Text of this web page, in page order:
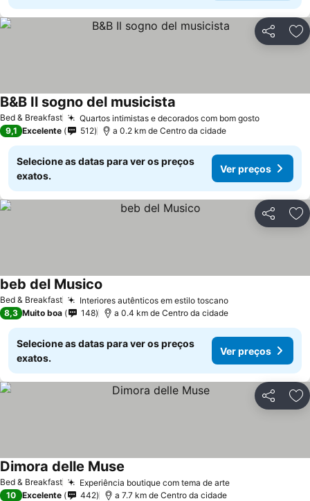
Partilhar
Bed & Breakfast Quartos intimistas e decorados com bom gostoVer
B&B Il sogno del musicista
9,1 Excelente 512 a 0.2 km de Centro da cidade
Selecione as datas para ver os preços
exatos.
Ver preços
Partilhar
Bed & Breakfast Interiores autênticos em estilo toscanoVer preços
beb del Musico
8,3 Muito boa 148 a 0.4 km de Centro da cidade
Selecione as datas para ver os preços
exatos.
Ver preços
Partilhar
Bed & Breakfast Experiência boutique com tema de arteVer preços
Dimora delle Muse
10 Excelente 442 a 7.7 km de Centro da cidade